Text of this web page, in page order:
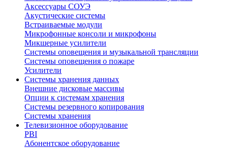
Аксессуары СОУЭ
Акустические системы
Встраиваемые модули
Микрофонные консоли и микрофоны
Микшерные усилители
Системы оповещения и музыкальной трансляции
Системы оповещения о пожаре
Усилители
Системы хранения данных
Внешние дисковые массивы
Опции к системам хранения
Системы резервного копирования
Системы хранения
Телевизионное оборудование
PBI
Абонентское оборудование